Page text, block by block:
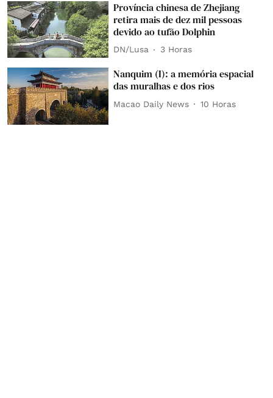
Província chinesa de Zhejiang
retira mais de dez mil pessoas
devido ao tufão Dolphin
DN/Lusa 3 Horas
Nanquim (I): a memória espacial
das muralhas e dos rios
Macao Daily News 10 Horas